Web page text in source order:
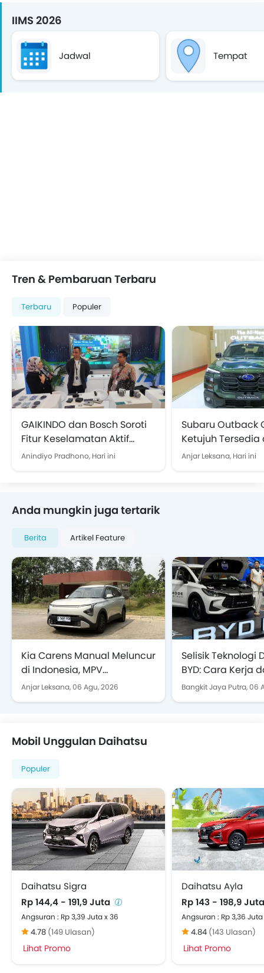
IIMS 2026
Jadwal Tempat
Tren & Pembaruan Terbaru
Terbaru Populer
GAIKINDO dan Bosch Soroti
Fitur Keselamatan Aktif
Sebagai Tolok Ukur Baru
Anindiyo Pradhono, Hari ini
Subaru Outback
Ketujuh Tersedia
2026, Pertama di
Anjar Leksana, Hari ini
Anda mungkin juga tertarik
Berita Artikel Feature
Kia Carens Manual Meluncur
di Indonesia, MPV
Terjangkau Ini Bidik
Anjar Leksana,06 Agu, 2026
Selisik Teknologi
BYD: Cara Kerja
Bisa Efisien juga
Bangkit Jaya Putra,06
Mobil Unggulan Daihatsu
Populer
Daihatsu Sigra
Rp 144,4 - 191,9 Juta
Angsuran : Rp 3,39 Juta x 36
4.78 (149 Ulasan)
Lihat Promo
Daihatsu Ayla
Rp 143 - 198,9
Angsuran : Rp 3,36
4.84 (143 Ulasan)
Lihat Promo